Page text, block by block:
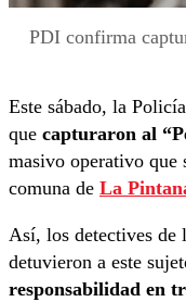
PDI confirma
Este sábado, la
que capturaron al
masivo operativo que
comuna de La
Así, los detectives de
detuvieron a este
responsabilidad en